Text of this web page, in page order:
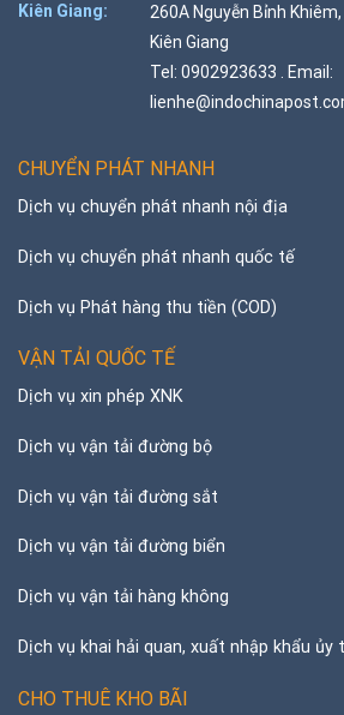
Kiên Giang:
260A Nguyễn Bỉnh
Kiên Giang
Tel: 0902923633 . Email:
CHUYỂN PHÁT NHANH
Dịch vụ chuyển phát nhanh nội địa
Dịch vụ chuyển phát nhanh quốc tế
Dịch vụ Phát hàng thu tiền (COD)
VẬN TẢI QUỐC TẾ
Dịch vụ xin phép XNK
Dịch vụ vận tải đường bộ
Dịch vụ vận tải đường sắt
Dịch vụ vận tải đường biển
Dịch vụ vận tải hàng không
Dịch vụ khai hải quan, xuất nhập khẩu ủy
CHO THUÊ KHO BÃI